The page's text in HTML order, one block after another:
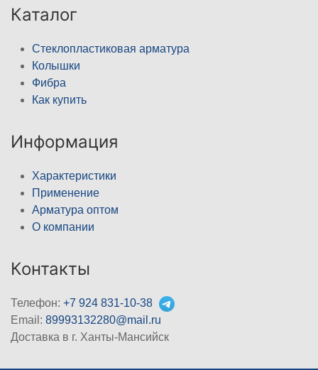
Каталог
Стеклопластиковая арматура
Колышки
Фибра
Как купить
Информация
Характеристики
Применение
Арматура оптом
О компании
Контакты
Телефон: +7 924 831-10-38
Email: 89993132280@mail.ru
Доставка в г. Ханты-Мансийск